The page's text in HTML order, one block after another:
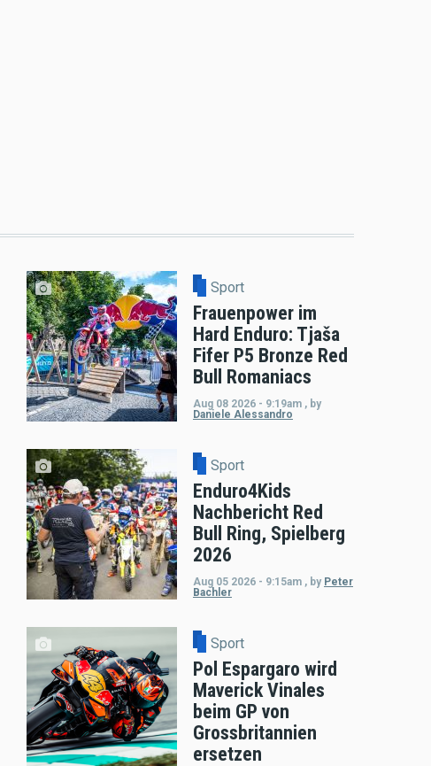
Sport
Frauenpower im
Hard Enduro: Tjaša
Fifer P5 Bronze Red
Bull Romaniacs
Aug 08 2026 - 9:19am , by
Daniele Alessandro
Sport
Enduro4Kids
Nachbericht Red
Bull Ring, Spielberg
2026
Aug 05 2026 - 9:15am , by Peter
Bachler
Sport
Pol Espargaro wird
Maverick Vinales
beim GP von
Grossbritannien
ersetzen